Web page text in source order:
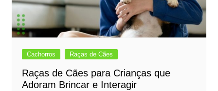
Cachorros Raças de Cães
Raças de Cães para Crianças que
Adoram Brincar e Interagir